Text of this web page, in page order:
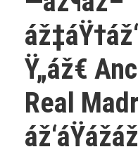
Ÿ„áž€
Real